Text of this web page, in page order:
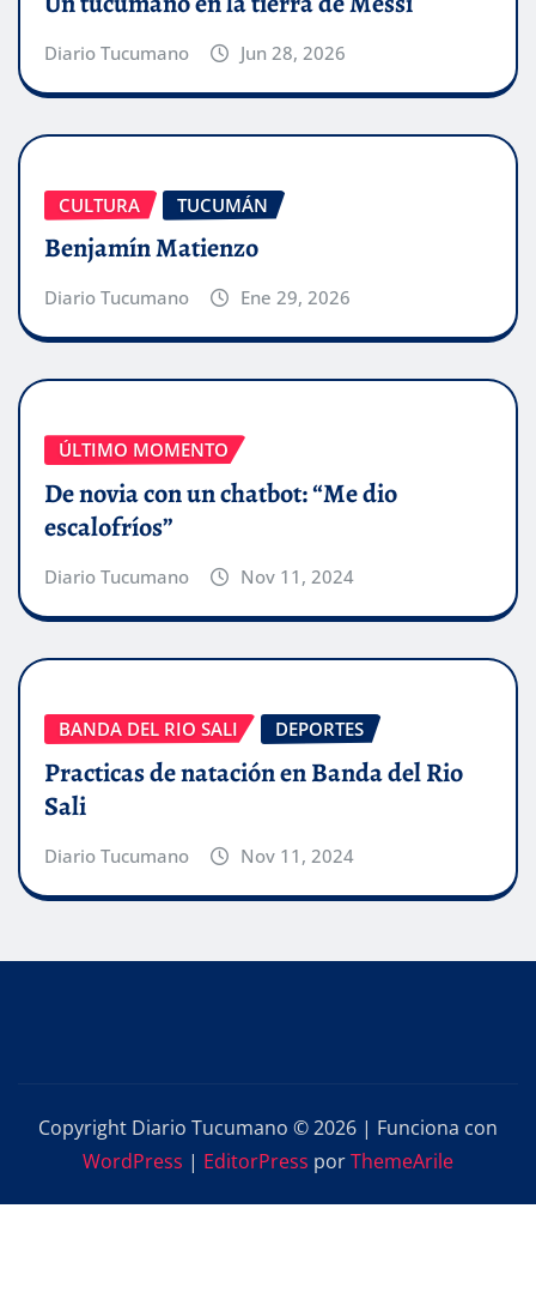
Diario Tucumano Jun 28, 2026
CULTURA TUCUMÁN
Benjamín Matienzo
Diario Tucumano Ene 29, 2026
ÚLTIMO MOMENTO
De novia con un chatbot: “Me dio
escalofríos”
Diario Tucumano Nov 11, 2024
BANDA DEL RIO SALI DEPORTES
Practicas de natación en Banda del Rio
Sali
Diario Tucumano Nov 11, 2024
Copyright Diario Tucumano © 2026 | Funciona con
WordPress | EditorPress porThemeArile